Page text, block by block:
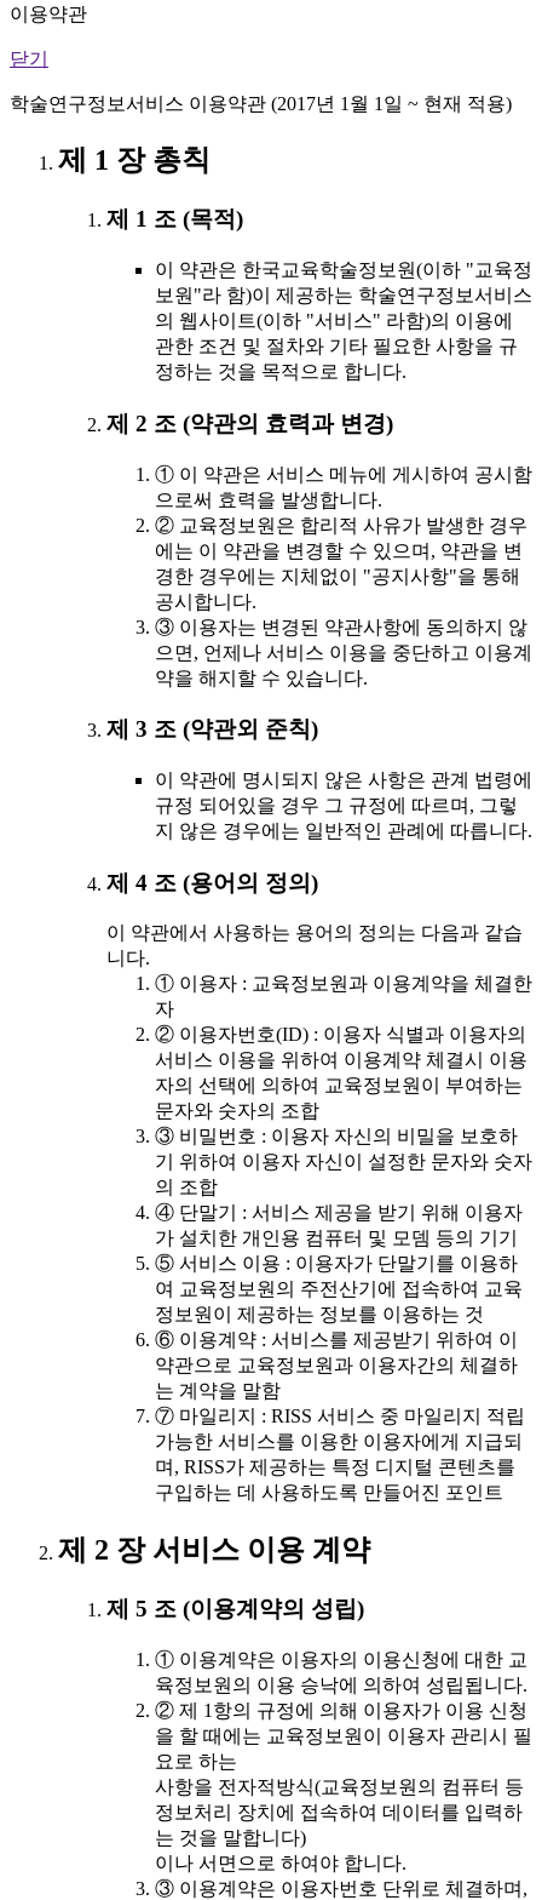
이용약관
닫기
학술연구정보서비스 이용약관 (2017년 1월 1일 ~ 현재 적용)
제 1 장 총칙
제 1 조 (목적)
이 약관은 한국교육학술정보원(이하 "교육정
보원"라 함)이 제공하는 학술연구정보서비스
의 웹사이트(이하 "서비스" 라함)의 이용에
관한 조건 및 절차와 기타 필요한 사항을 규
정하는 것을 목적으로 합니다.
제 2 조 (약관의 효력과 변경)
① 이 약관은 서비스 메뉴에 게시하여 공시함
으로써 효력을 발생합니다.
② 교육정보원은 합리적 사유가 발생한 경우
에는 이 약관을 변경할 수 있으며, 약관을 변
경한 경우에는 지체없이 "공지사항"을 통해
공시합니다.
③ 이용자는 변경된 약관사항에 동의하지 않
으면, 언제나 서비스 이용을 중단하고 이용계
약을 해지할 수 있습니다.
제 3 조 (약관외 준칙)
이 약관에 명시되지 않은 사항은 관계 법령에
규정 되어있을 경우 그 규정에 따르며, 그렇
지 않은 경우에는 일반적인 관례에 따릅니다.
제 4 조 (용어의 정의)
이 약관에서 사용하는 용어의 정의는 다음과 같습
니다.
① 이용자 : 교육정보원과 이용계약을 체결한
자
② 이용자번호(ID) : 이용자 식별과 이용자의
서비스 이용을 위하여 이용계약 체결시 이용
자의 선택에 의하여 교육정보원이 부여하는
문자와 숫자의 조합
③ 비밀번호 : 이용자 자신의 비밀을 보호하
기 위하여 이용자 자신이 설정한 문자와 숫자
의 조합
④ 단말기 : 서비스 제공을 받기 위해 이용자
가 설치한 개인용 컴퓨터 및 모뎀 등의 기기
⑤ 서비스 이용 : 이용자가 단말기를 이용하
여 교육정보원의 주전산기에 접속하여 교육
정보원이 제공하는 정보를 이용하는 것
⑥ 이용계약 : 서비스를 제공받기 위하여 이
약관으로 교육정보원과 이용자간의 체결하
는 계약을 말함
⑦ 마일리지 : RISS 서비스 중 마일리지 적립
가능한 서비스를 이용한 이용자에게 지급되
며, RISS가 제공하는 특정 디지털 콘텐츠를
구입하는 데 사용하도록 만들어진 포인트
제 2 장 서비스 이용 계약
제 5 조 (이용계약의 성립)
① 이용계약은 이용자의 이용신청에 대한 교
육정보원의 이용 승낙에 의하여 성립됩니다.
② 제 1항의 규정에 의해 이용자가 이용 신청
을 할 때에는 교육정보원이 이용자 관리시 필
요로 하는
사항을 전자적방식(교육정보원의 컴퓨터 등
정보처리 장치에 접속하여 데이터를 입력하
는 것을 말합니다)
이나 서면으로 하여야 합니다.
③ 이용계약은 이용자번호 단위로 체결하며,